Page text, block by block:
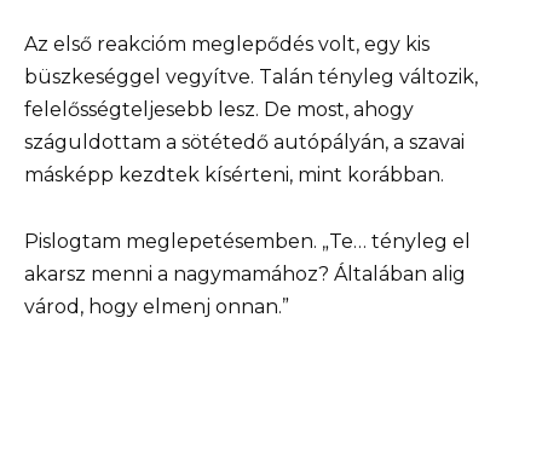
Az első reakcióm meglepődés volt, egy kis
büszkeséggel vegyítve. Talán tényleg változik,
felelősségteljesebb lesz. De most, ahogy
száguldottam a sötétedő autópályán, a szavai
másképp kezdtek kísérteni, mint korábban.
Pislogtam meglepetésemben. „Te… tényleg el
akarsz menni a nagymamához? Általában alig
várod, hogy elmenj onnan.”